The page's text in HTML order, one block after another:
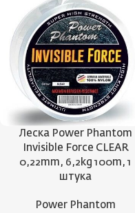
Леска Power Phantom
Invisible Force CLEAR
0,22mm, 6,2kg 100m, 1
штука
Power Phantom